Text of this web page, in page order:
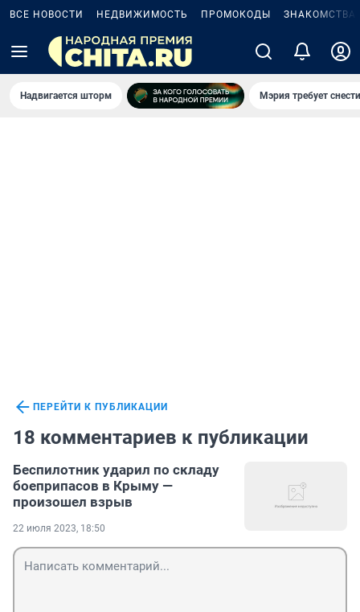
ВСЕ НОВОСТИ НЕДВИЖИМОСТЬ ПРОМОКОДЫ ЗНАКОМСТВА
Надвигается шторм Мэрия требует
ПЕРЕЙТИ К ПУБЛИКАЦИИ
18 комментариев к публикации
Беспилотник ударил по складу
боеприпасов в Крыму —
произошел взрыв
22 июля 2023, 18:50